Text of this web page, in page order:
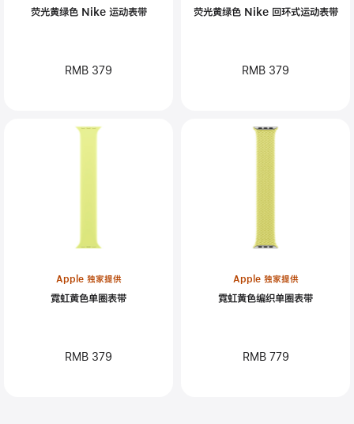
荧光黄绿色 Nike 运动表带
RMB 379
荧光黄绿色 Nike 回环式运动表带
RMB 379
Apple 独家提供
霓虹黄色单圈表带
RMB 379
Apple 独家提供
霓虹黄色编织单圈表带
RMB 779